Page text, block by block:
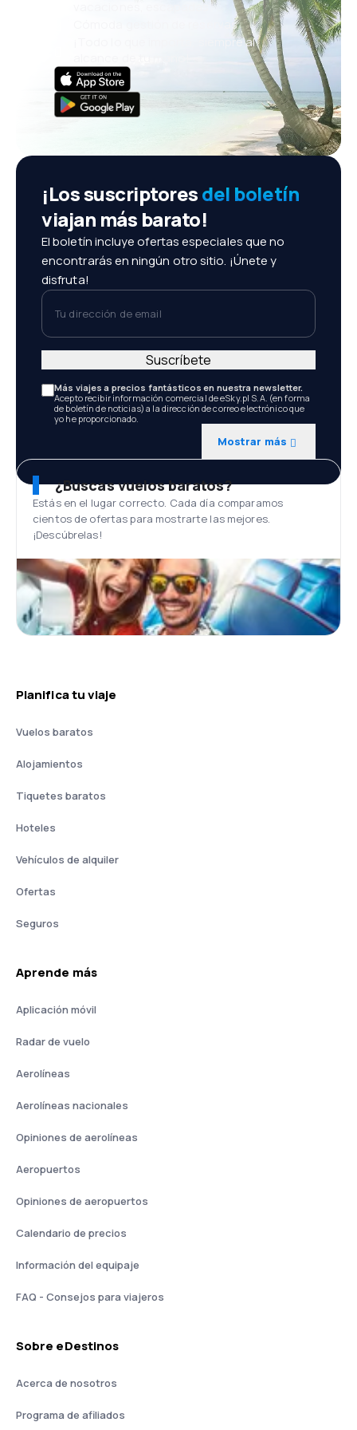
vacaciones, escapadas
Cómoda gestión de reservas
¡Todo lo que importa, siempre al
¡Los suscriptoresdel boletín
viajan más barato!
El boletín incluye ofertas especiales que no
encontrarás en ningún otro sitio. ¡Únete y
disfruta!
Tu dirección de email
Más viajes a precios fantásticos en nuestra newsletter.
Acepto recibir información comercial de eSky.pl S.A. (en forma
de boletín de noticias) a la dirección de correo electrónico que
yo he proporcionado.
Mostrar más
Suscríbete
¿Buscas vuelos baratos?
Estás en el lugar correcto. Cada día comparamos
cientos de ofertas para mostrarte las mejores.
¡Descúbrelas!
Planifica tu viaje
Vuelos baratos
Alojamientos
Tiquetes baratos
Hoteles
Vehículos de alquiler
Ofertas
Seguros
Aprende más
Aplicación móvil
Radar de vuelo
Aerolíneas
Aerolíneas nacionales
Opiniones de aerolíneas
Aeropuertos
Opiniones de aeropuertos
Calendario de precios
Información del equipaje
FAQ - Consejos para viajeros
Sobre eDestinos
Acerca de nosotros
Programa de afiliados